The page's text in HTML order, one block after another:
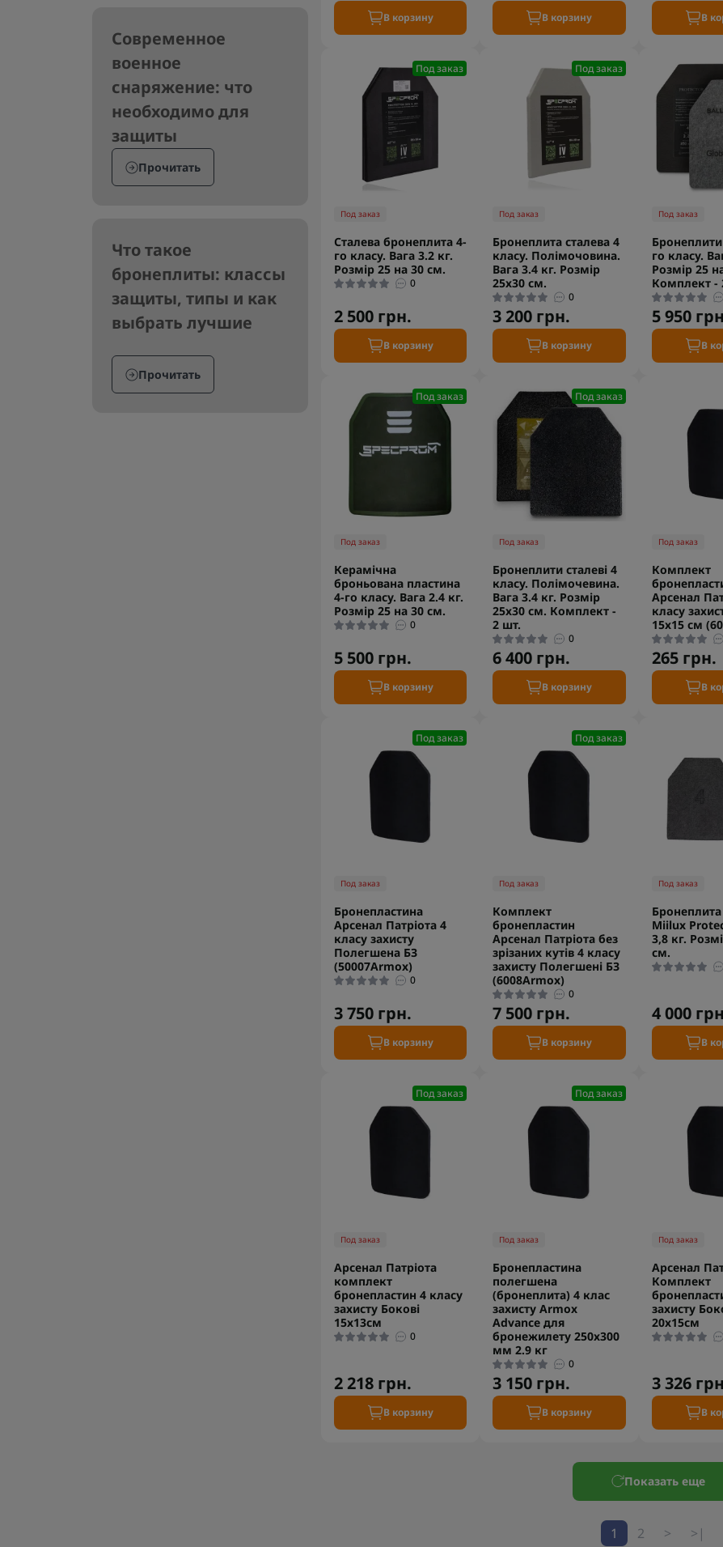
Современное
военное
снаряжение: что
необходимо для
защиты
Прочитать
Что такое
бронеплиты: классы
защиты, типы и как
выбрать лучшие
Прочитать
В корзину В корзину В
Под заказ
Под заказ
Сталева бронеплита 4-
го класу. Вага 3.2 кг.
Розмір 25 на 30 см.
0
2 500 грн.
В корзину
Под заказ
Под заказ
Бронеплита сталева 4
класу. Полімочовина.
Вага 3.4 кг. Розмір
25х30 см.
0
3 200 грн.
В корзину
Под заказ
Бронеплити
го класу.
Розмір 25
Комплект -
5 950
В
Под заказ
Под заказ
Керамічна
броньована пластина
4-го класу. Вага 2.4 кг.
Розмір 25 на 30 см.
0
5 500 грн.
В корзину
Под заказ
Под заказ
Бронеплити сталеві 4
класу. Полімочевина.
Вага 3.4 кг. Розмір
25х30 см. Комплект -
2 шт.
0
6 400 грн.
В корзину
Под заказ
Комплект
Арсенал
класу
15х15 см
265 грн.
В
Под заказ
Под заказ
Бронепластина
Арсенал Патріота 4
класу захисту
Полегшена БЗ
(50007Armox)
0
3 750 грн.
В корзину
Под заказ
Под заказ
Комплект
бронепластин
Арсенал Патріота без
зрізаних кутів 4 класу
захисту Полегшені БЗ
(6008Armox)
0
7 500 грн.
В корзину
Под заказ
Бронеплита
Miilux
3,8 кг.
см.
4 000
В
Под заказ
Под заказ
Арсенал Патріота
комплект
бронепластин 4 класу
захисту Бокові
15х13см
0
2 218 грн.
В корзину
Под заказ
Под заказ
Бронепластина
полегшена
(бронеплита) 4 клас
захисту Armox
Advance для
бронежилету 250х300
мм 2.9 кг
0
3 150 грн.
В корзину
Под заказ
Арсенал
Комплект
захисту
20х15см
3 326
В
Показать еще
1 2 > >|